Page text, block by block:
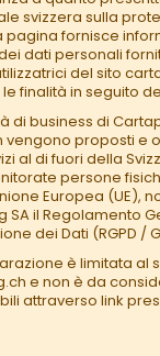
svizzera sulla
pagina fornisce
dati personali
del sito
finalità in seguito
di business di
vengono proposti e
al di fuori della
persone
Europea (UE),
SA il Regolamento
dei Dati (RGPD /
è limitata al
e non è da
attraverso link